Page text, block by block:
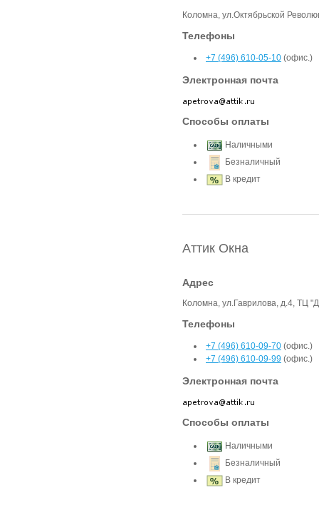
Коломна, ул.Октябрьской
Телефоны
+7 (496) 610-05-10 (офис.)
Электронная почта
Способы оплаты
Наличными
Безналичный
В кредит
Аттик Окна
Адрес
Коломна, ул.Гаврилова, д.4, ТЦ
Телефоны
+7 (496) 610-09-70 (офис.)
+7 (496) 610-09-99 (офис.)
Электронная почта
Способы оплаты
Наличными
Безналичный
В кредит